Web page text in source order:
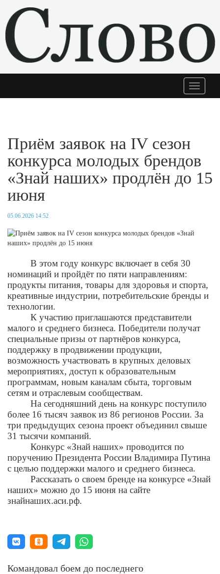
Меню
Приём заявок на IV сезон
конкурса молодых брендов
«Знай наших» продлён до 15
июня
05.06.2026 14:52
В этом году конкурс включает в себя 30
номинаций и пройдёт по пяти направлениям:
продукты питания, товары для здоровья и спорта,
креативные индустрии, потребительские бренды и
технологии.
К участию приглашаются представители
малого и среднего бизнеса. Победители получат
специальные призы от партнёров конкурса,
поддержку в продвижении продукции,
возможность участвовать в крупных деловых
мероприятиях, доступ к образовательным
программам, новым каналам сбыта, торговым
сетям и отраслевым сообществам.
На сегодняшний день на конкурс поступило
более 16 тысяч заявок из 86 регионов России. За
три предыдущих сезона проект объединил свыше
31 тысячи компаний.
Конкурс «Знай наших» проводится по
поручению Президента России Владимира Путина
с целью поддержки малого и среднего бизнеса.
Рассказать о своем бренде на конкурсе «Знай
наших» можно до 15 июня на сайте
знайнаших.аси.рф.
Командовал боем до последнего